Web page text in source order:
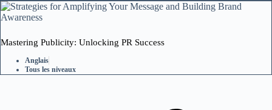
Mastering Publicity: Unlocking PR Success
Anglais
Tous les niveaux